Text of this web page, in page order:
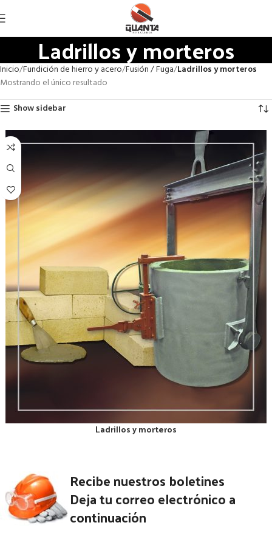
Ladrillos y morteros
Inicio Fundición de hierro y acero Fusión / Fuga Ladrillos y morteros
Mostrando el único resultado
Show sidebar
Ladrillos y morteros
Recibe nuestros boletines
Deja tu correo electrónico a
continuación